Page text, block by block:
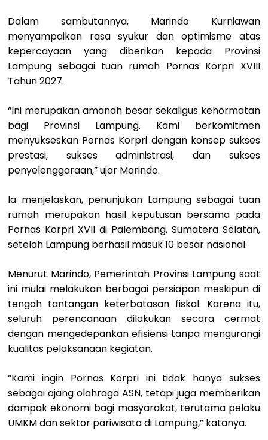
Dalam sambutannya, Marindo Kurniawan
menyampaikan rasa syukur dan optimisme atas
kepercayaan yang diberikan kepada Provinsi
Lampung sebagai tuan rumah Pornas Korpri XVIII
Tahun 2027.
“Ini merupakan amanah besar sekaligus kehormatan
bagi Provinsi Lampung. Kami berkomitmen
menyukseskan Pornas Korpri dengan konsep sukses
prestasi, sukses administrasi, dan sukses
penyelenggaraan,” ujar Marindo.
Ia menjelaskan, penunjukan Lampung sebagai tuan
rumah merupakan hasil keputusan bersama pada
Pornas Korpri XVII di Palembang, Sumatera Selatan,
setelah Lampung berhasil masuk 10 besar nasional.
Menurut Marindo, Pemerintah Provinsi Lampung saat
ini mulai melakukan berbagai persiapan meskipun di
tengah tantangan keterbatasan fiskal. Karena itu,
seluruh perencanaan dilakukan secara cermat
dengan mengedepankan efisiensi tanpa mengurangi
kualitas pelaksanaan kegiatan.
“Kami ingin Pornas Korpri ini tidak hanya sukses
sebagai ajang olahraga ASN, tetapi juga memberikan
dampak ekonomi bagi masyarakat, terutama pelaku
UMKM dan sektor pariwisata di Lampung,” katanya.